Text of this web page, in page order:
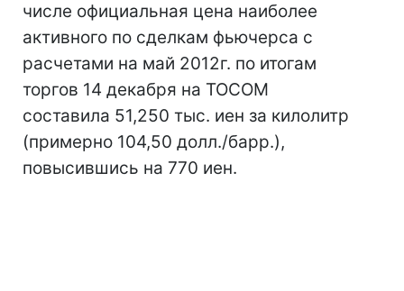
числе официальная цена наиболее
активного по сделкам фьючерса с
расчетами на май 2012г. по итогам
торгов 14 декабря на TOCOM
составила 51,250 тыс. иен за килолитр
(примерно 104,50 долл./барр.),
повысившись на 770 иен.